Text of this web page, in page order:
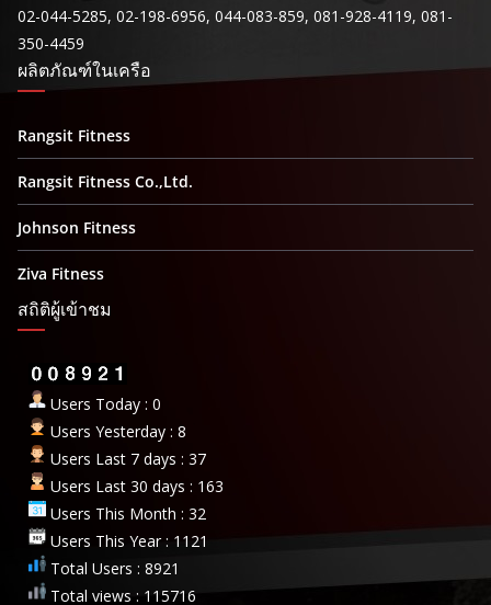
02-044-5285, 02-198-6956, 044-083-859, 081-928-4119, 081-
350-4459
ผลิตภัณฑ์ในเครือ
Rangsit Fitness
Rangsit Fitness Co.,Ltd.
Johnson Fitness
Ziva Fitness
สถิติผู้เข้าชม
Users Today : 0
Users Yesterday : 8
Users Last 7 days : 37
Users Last 30 days : 163
Users This Month : 32
Users This Year : 1121
Total Users : 8921
Total views : 115716